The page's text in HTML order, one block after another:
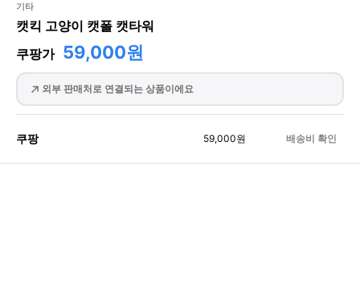
기타
캣킥 고양이 캣폴 캣타워
쿠팡가 59,000원
외부 판매처로 연결되는 상품이에요
쿠팡 59,000원 배송비 확인